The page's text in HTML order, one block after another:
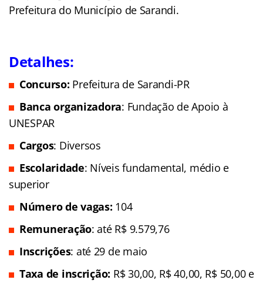
Prefeitura do Município de Sarandi.
Detalhes:
Concurso: Prefeitura de Sarandi-PR
Banca organizadora: Fundação de Apoio à
UNESPAR
Cargos: Diversos
Escolaridade: Níveis fundamental, médio e
superior
Número de vagas: 104
Remuneração: até R$ 9.579,76
Inscrições: até 29 de maio
Taxa de inscrição: R$ 30,00, R$ 40,00, R$ 50,00 e